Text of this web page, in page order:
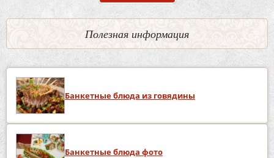
Полезная информация
Банкетные блюда из говядины
Банкетные блюда фото